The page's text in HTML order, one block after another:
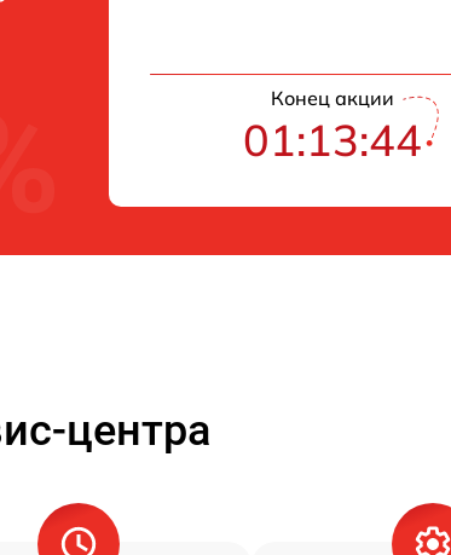
Конец акции
01:13:43
центра